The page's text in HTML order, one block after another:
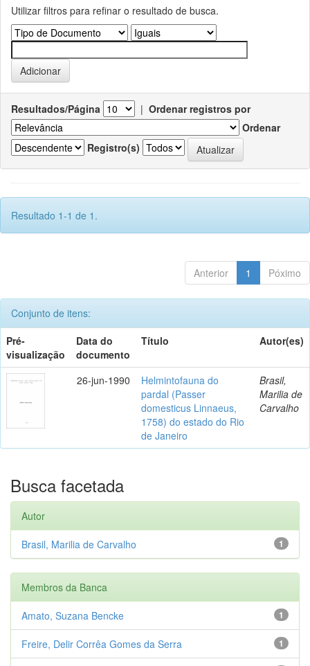
Utilizar filtros para refinar o resultado de busca.
Resultados/Página | Ordenar registros por
Ordenar
Registro(s)
Resultado 1-1 de 1.
Anterior 1 Póximo
Conjunto de itens:
Pré-
visualização
Data do
documento
Título Autor(es)
26-jun-1990
Helmintofauna do
pardal (Passer
domesticus Linnaeus,
1758) do estado do Rio
de Janeiro
Brasil,
Marilia de
Carvalho
Busca facetada
Autor
1
Brasil, Marilia de Carvalho
Membros da Banca
1
Amato, Suzana Bencke
1
Freire, Delir Corrêa Gomes da Serra